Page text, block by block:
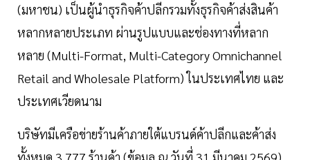
(มหาชน) เป็นผู้นำธุรกิจค้าปลีกรวมทั้งธุรกิจค้าส่งสินค้า
หลากหลายประเภท ผ่านรูปแบบและช่องทางที่หลาก
หลาย (Multi-Format, Multi-Category Omnichannel
Retail and Wholesale Platform) ในประเทศไทย และ
ประเทศเวียดนาม
บริษัทมีเครือข่ายร้านค้าภายใต้แบรนด์ค้าปลีกและค้าส่ง
ทั้งหมด 3,777 ร้านค้า (ข้อมูล ณ วันที่ 31 มีนาคม 2569)